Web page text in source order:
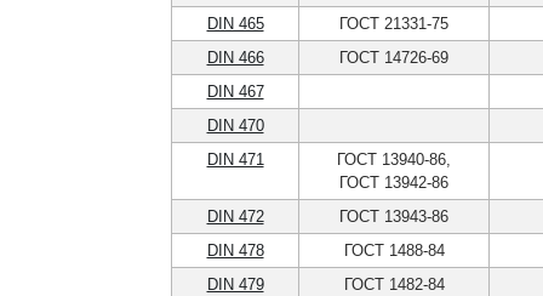
DIN 465
ГОСТ 21331-75
DIN 466
ГОСТ 14726-69
DIN 467
DIN 470
DIN 471
ГОСТ 13940-86,
ГОСТ 13942-86
DIN 472
ГОСТ 13943-86
DIN 478
ГОСТ 1488-84
DIN 479
ГОСТ 1482-84